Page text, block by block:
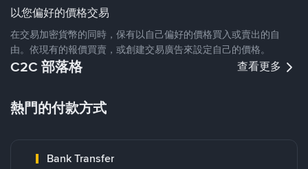
以您偏好的價格交易
在交易加密貨幣的同時，保有以自己偏好的價格買入或賣出的自
由。依現有的報價買賣，或創建交易廣告來設定自己的價格。
C2C 部落格 查看更多
熱門的付款方式
Bank Transfer